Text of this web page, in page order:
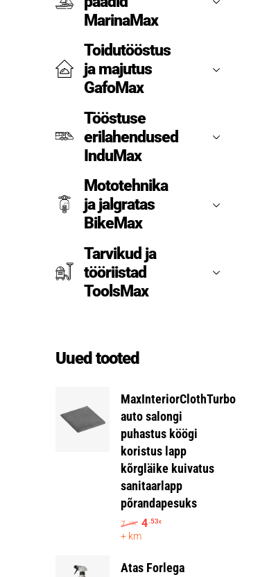
MarinaMax
Toidutööstus
ja majutus
GafoMax
Tööstuse
erilahendused
InduMax
Mototehnika
ja jalgratas
BikeMax
Tarvikud ja
tööriistad
ToolsMax
Uued tooted
MaxInteriorClothTurbo
auto salongi
puhastus köögi
koristus lapp
kõrgläike kuivatus
sanitaarlapp
põrandapesuks
7.19€ 4.53€
+ km
Atas Forlega